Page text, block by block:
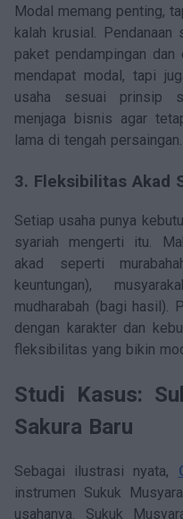
Modal memang penting,
kalah krusial. Pendanaan
paket pendampingan
mendapat modal, tapi
usaha sesuai prinsip
menjaga bisnis agar
lama di tengah persaingan.
3. Fleksibilitas Akad
Setiap usaha punya
syariah mengerti itu.
akad seperti
keuntungan),
mudharabah (bagi hasil).
dengan karakter dan
fleksibilitas yang bikin
Studi Kasus:
Sakura Baru
Sebagai ilustrasi nyata,
instrumen Sukuk
usahanya. Sukuk